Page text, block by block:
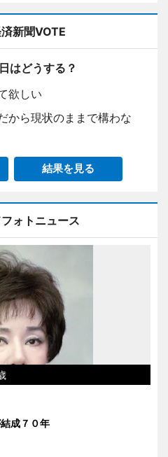
新聞VOTE
はどうする？
欲しい
から現状のままで構わな
結果を見る
ォトニュース
成７０年